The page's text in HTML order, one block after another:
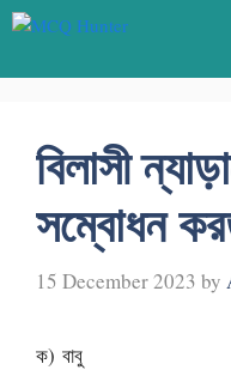
Skip
content
বিলাসী
সম্বোধন
15 December 2023 by
ক) বাবু